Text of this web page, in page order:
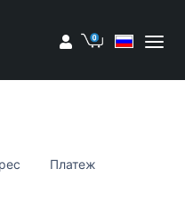
Мой аккаунт
Корзина